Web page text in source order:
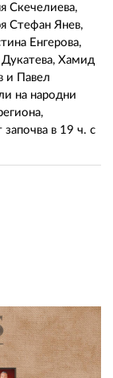
Скечелиева,
Стефан Янев,
Енгерова,
Хамид
и Павел
на народни
в 19 ч. с